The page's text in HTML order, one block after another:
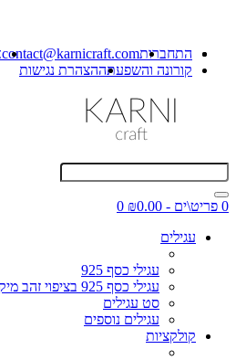
התחברותcontact@karnicraft.com
קורונה והשפעתההצהרת נגישות
0 פריט\ים - ₪0.00
0
עגילים
עגילי כסף 925
עגילי כסף 925 בציפוי זהב מיקרוני
סט עגילים
עגילים נוספים
קולקציות